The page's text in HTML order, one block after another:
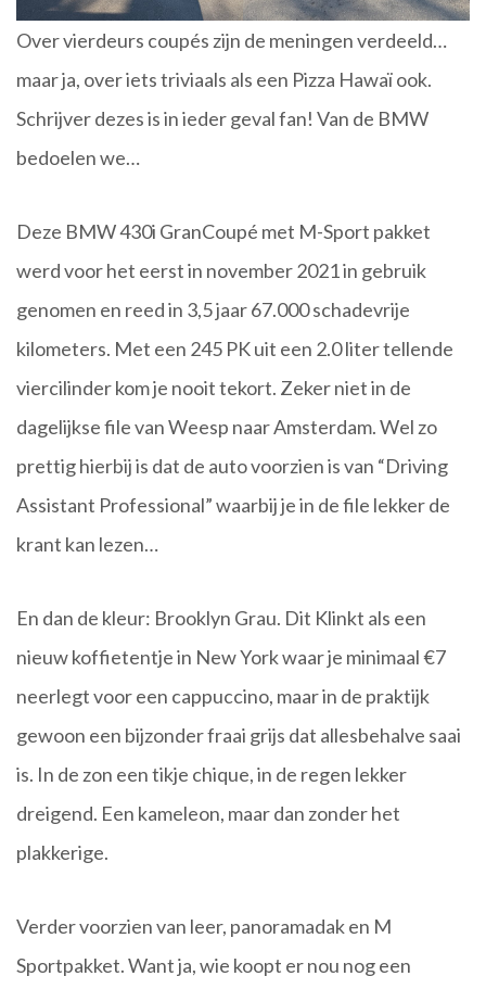
Over vierdeurs coupés zijn de meningen verdeeld…
maar ja, over iets triviaals als een Pizza Hawaï ook.
Schrijver dezes is in ieder geval fan! Van de BMW
bedoelen we…
Deze BMW 430i GranCoupé met M-Sport pakket
werd voor het eerst in november 2021 in gebruik
genomen en reed in 3,5 jaar 67.000 schadevrije
kilometers. Met een 245 PK uit een 2.0 liter tellende
viercilinder kom je nooit tekort. Zeker niet in de
dagelijkse file van Weesp naar Amsterdam. Wel zo
prettig hierbij is dat de auto voorzien is van “Driving
Assistant Professional” waarbij je in de file lekker de
krant kan lezen…
En dan de kleur: Brooklyn Grau. Dit Klinkt als een
nieuw koffietentje in New York waar je minimaal €7
neerlegt voor een cappuccino, maar in de praktijk
gewoon een bijzonder fraai grijs dat allesbehalve saai
is. In de zon een tikje chique, in de regen lekker
dreigend. Een kameleon, maar dan zonder het
plakkerige.
Verder voorzien van leer, panoramadak en M
Sportpakket. Want ja, wie koopt er nou nog een